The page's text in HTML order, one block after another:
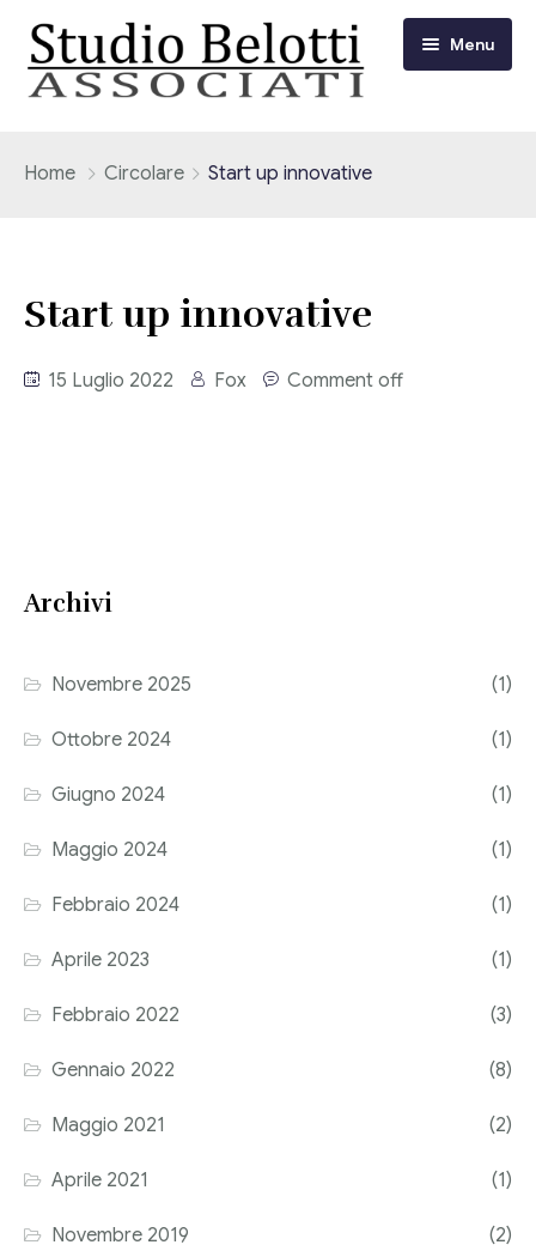
Menu
Adempimenti Dichiarativi e Fiscali
Revisione legale
Home Circolare Start up innovative
Start up innovative
15 Luglio 2022 Fox Comment off
Archivi
Novembre 2025 (1)
Ottobre 2024 (1)
Giugno 2024 (1)
Maggio 2024 (1)
Febbraio 2024 (1)
Aprile 2023 (1)
Febbraio 2022 (3)
Gennaio 2022 (8)
Maggio 2021 (2)
Aprile 2021 (1)
Novembre 2019 (2)